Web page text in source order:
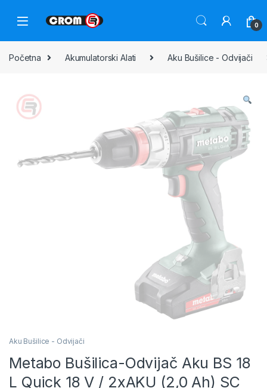
0
Početna Akumulatorski Alati Aku Bušilice - Odvijači
Aku Bušilice - Odvijači
Metabo Bušilica-Odvijač Aku BS 18
L Quick 18 V / 2xAKU (2,0 Ah) SC